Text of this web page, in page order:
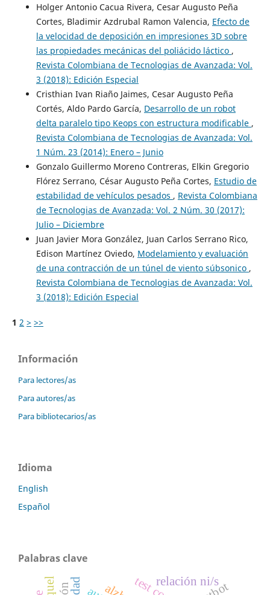
Holger Antonio Cacua Rivera, Cesar Augusto Peña
Cortes, Bladimir Azdrubal Ramon Valencia, Efecto de
la velocidad de deposición en impresiones 3D sobre
las propiedades mecánicas del poliácido láctico ,
Revista Colombiana de Tecnologias de Avanzada: Vol.
3 (2018): Edición Especial
Cristhian Ivan Riaño Jaimes, Cesar Augusto Peña
Cortés, Aldo Pardo García, Desarrollo de un robot
delta paralelo tipo Keops con estructura modificable ,
Revista Colombiana de Tecnologias de Avanzada: Vol.
1 Núm. 23 (2014): Enero – Junio
Gonzalo Guillermo Moreno Contreras, Elkin Gregorio
Flórez Serrano, César Augusto Peña Cortes, Estudio de
estabilidad de vehículos pesados , Revista Colombiana
de Tecnologias de Avanzada: Vol. 2 Núm. 30 (2017):
Julio – Diciembre
Juan Javier Mora González, Juan Carlos Serrano Rico,
Edison Martínez Oviedo, Modelamiento y evaluación
de una contracción de un túnel de viento súbsonico ,
Revista Colombiana de Tecnologias de Avanzada: Vol.
3 (2018): Edición Especial
1 2 > >>
Información
Para lectores/as
Para autores/as
Para bibliotecarios/as
Idioma
English
Español
Palabras clave
relación ni/s